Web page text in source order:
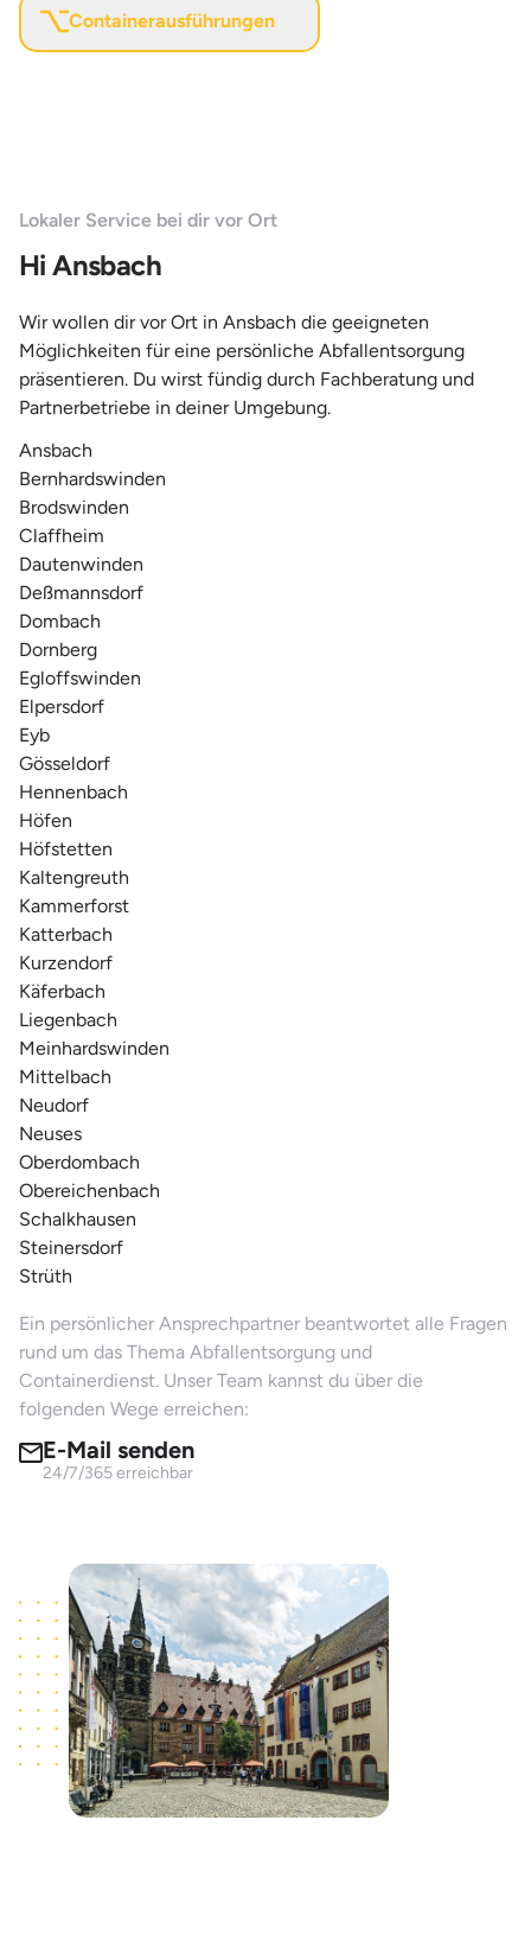
Containerausführungen
Lokaler Service bei dir vor Ort
Hi Ansbach
Wir wollen dir vor Ort in Ansbach die geeigneten
Möglichkeiten für eine persönliche Abfallentsorgung
präsentieren. Du wirst fündig durch Fachberatung und
Partnerbetriebe in deiner Umgebung.
Ansbach
Bernhardswinden
Brodswinden
Claffheim
Dautenwinden
Deßmannsdorf
Dombach
Dornberg
Egloffswinden
Elpersdorf
Eyb
Gösseldorf
Hennenbach
Höfen
Höfstetten
Kaltengreuth
Kammerforst
Katterbach
Kurzendorf
Käferbach
Liegenbach
Meinhardswinden
Mittelbach
Neudorf
Neuses
Oberdombach
Obereichenbach
Schalkhausen
Steinersdorf
Strüth
Ein persönlicher Ansprechpartner beantwortet alle Fragen
rund um das Thema Abfallentsorgung und
Containerdienst. Unser Team kannst du über die
folgenden Wege erreichen:
E-Mail senden
24/7/365 erreichbar